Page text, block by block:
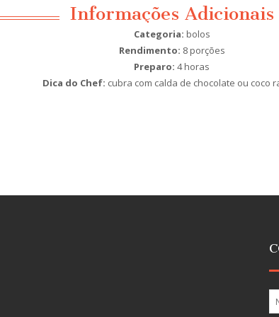
Informações Adicionais
Categoria: bolos
Rendimento: 8 porções
Preparo: 4 horas
Dica do Chef: cubra com calda de chocolate ou coco